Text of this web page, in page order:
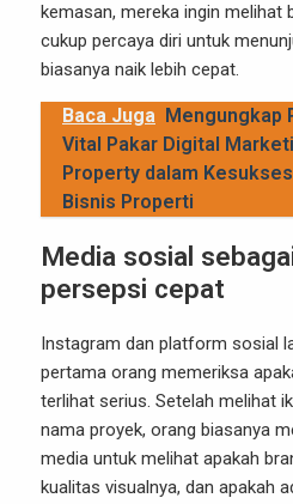
kemasan, mereka ingin melihat
cukup percaya diri untuk
biasanya naik lebih cepat.
Baca Juga Mengungkap
Vital Pakar Digital
Property dalam
Bisnis Properti
Media sosial
persepsi cepat
Instagram dan platform sosial
pertama orang memeriksa
terlihat serius. Setelah melihat
nama proyek, orang biasanya
media untuk melihat apakah
kualitas visualnya, dan apakah